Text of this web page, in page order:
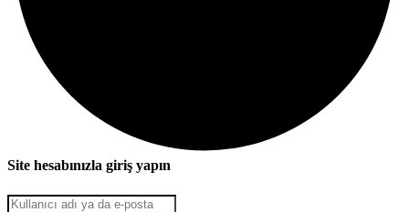
Site hesabınızla giriş yapın